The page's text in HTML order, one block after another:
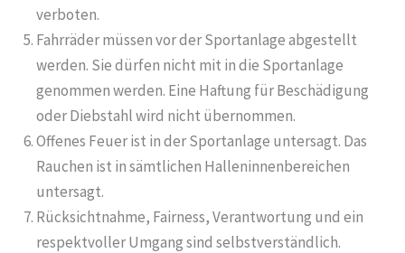
verboten.
Fahrräder müssen vor der Sportanlage abgestellt
werden. Sie dürfen nicht mit in die Sportanlage
genommen werden. Eine Haftung für Beschädigung
oder Diebstahl wird nicht übernommen.
Offenes Feuer ist in der Sportanlage untersagt. Das
Rauchen ist in sämtlichen Halleninnenbereichen
untersagt.
Rücksichtnahme, Fairness, Verantwortung und ein
respektvoller Umgang sind selbstverständlich.